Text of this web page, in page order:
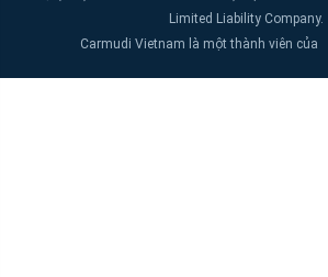
Limited Liability Company.
Carmudi Vietnam là một thành viên của